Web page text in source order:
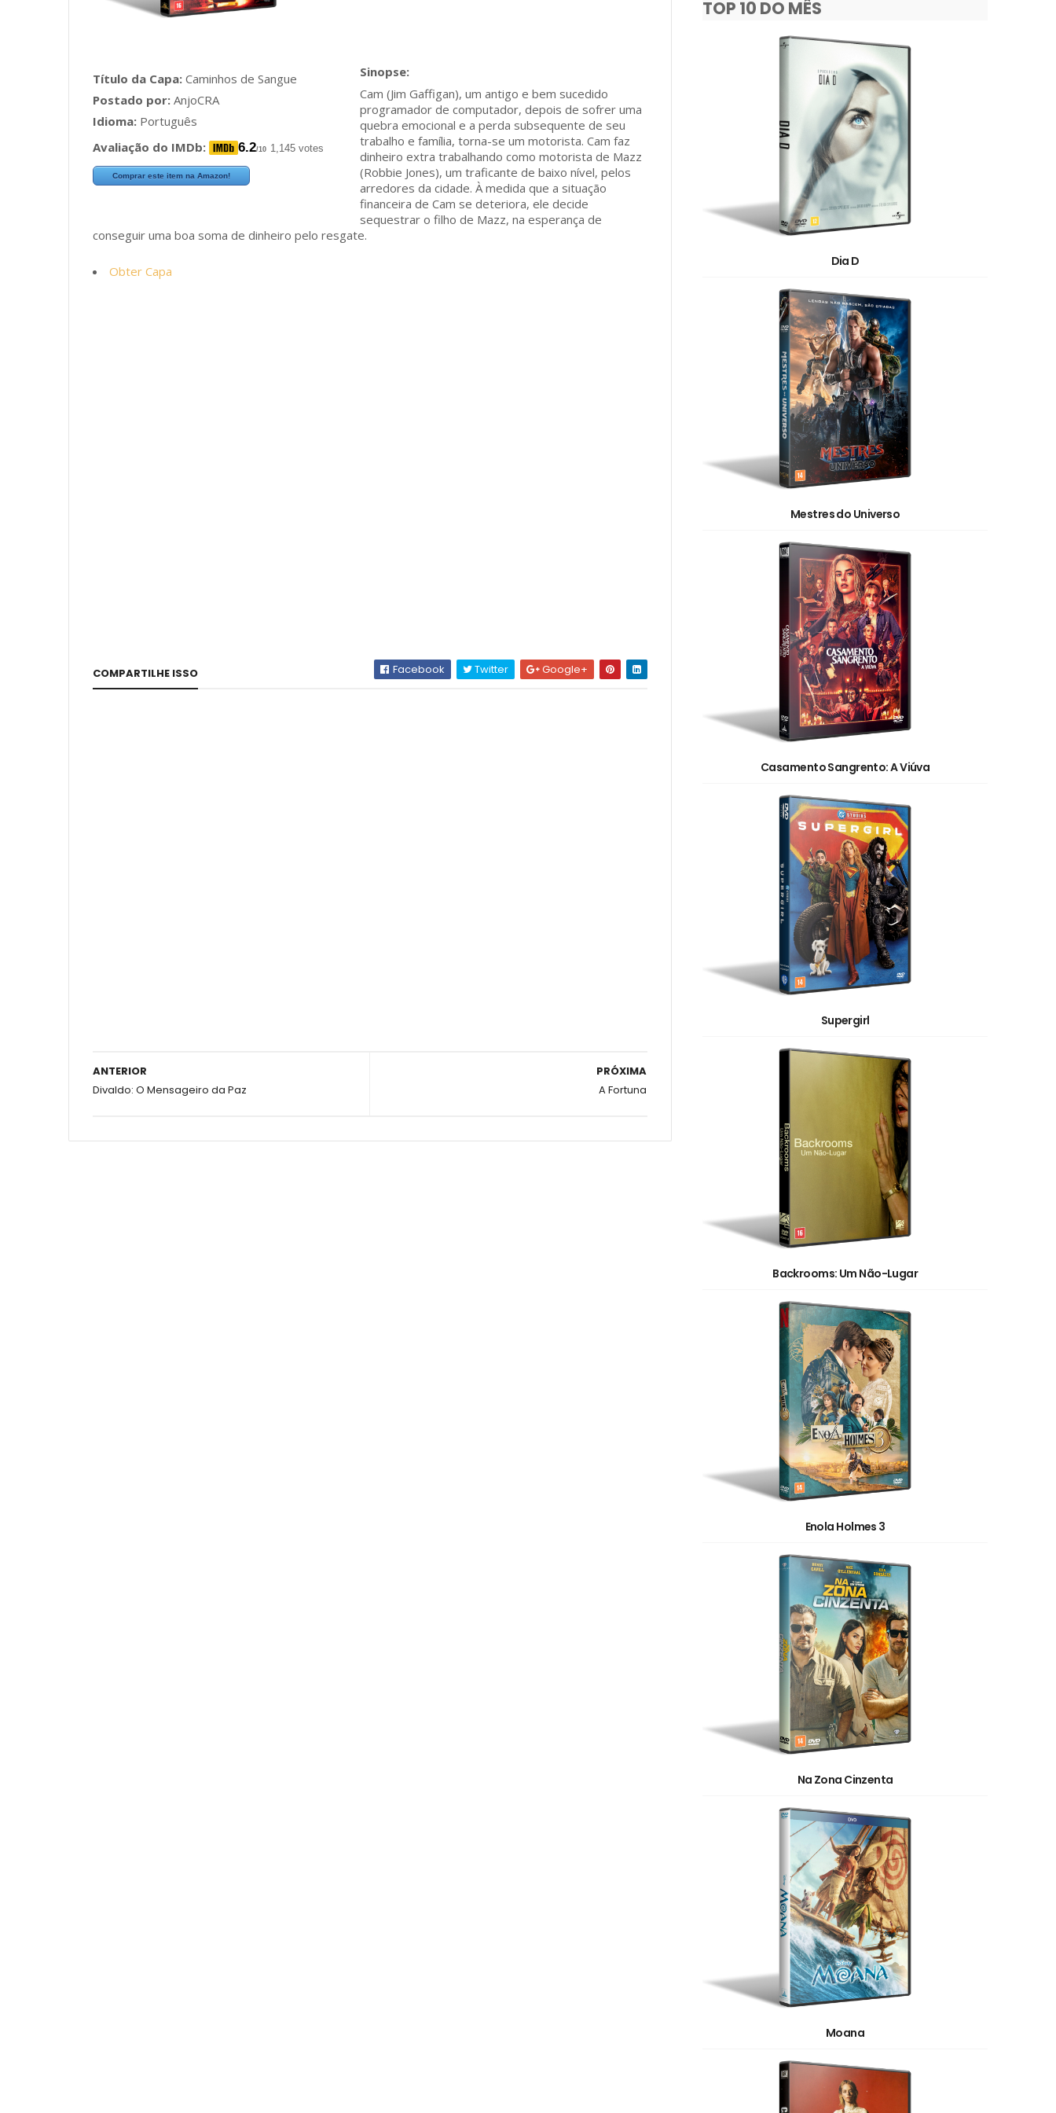
Título da Capa: Caminhos de Sangue
Postado por: AnjoCRA
Idioma: Português
Avaliação do IMDb:
6.2/10 1,145 votes
Comprar este item na Amazon!
Cam (Jim Gaffigan), um antigo e bem sucedido
programador de computador, depois de sofrer uma
quebra emocional e a perda subsequente de seu
trabalho e família, torna-se um motorista. Cam faz
dinheiro extra trabalhando como motorista de Mazz
(Robbie Jones), um traficante de baixo nível, pelos
arredores da cidade. À medida que a situação
financeira de Cam se deteriora, ele decide
sequestrar o filho de Mazz, na esperança de
conseguir uma boa soma de dinheiro pelo resgate.
Obter Capa
COMPARTILHE ISSO Facebook Twitter Google+
PRÓXIMA
A Fortuna
ANTERIOR
Divaldo: O Mensageiro da Paz
TOP 10 DO MÊS
Dia D
Mestres do Universo
Casamento Sangrento: A Viúva
Supergirl
Backrooms: Um Não-Lugar
Enola Holmes 3
Na Zona Cinzenta
Moana